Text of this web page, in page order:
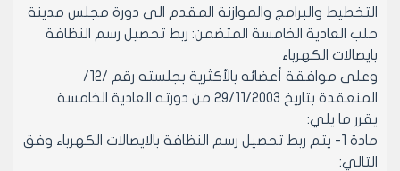
التخطيط والبرامج والموازنة المقدم الى دورة مجلس مدينة
حلب العادية الخامسة المتضمن: ربط تحصيل رسم النظافة
بايصالات الكهرباء
وعلى موافقة أعضائه بالأكثرية بجلسته رقم /12/
المنعقدة بتاريخ 29/11/2003 من دورته العادية الخامسة
يقرر ما يلي:
مادة 1- يتم ربط تحصيل رسم النظافة بالايصالات الكهرباء وفق
التالي: